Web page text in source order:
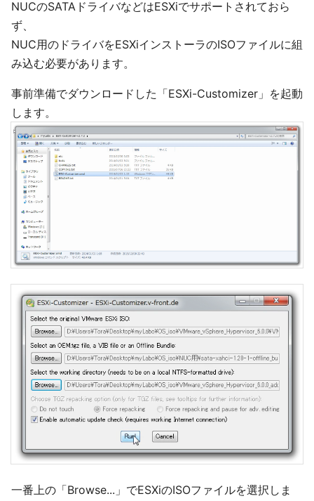
NUCのSATAドライバなどはESXiでサポートされておら
ず、
NUC用のドライバをESXiインストーラのISOファイルに組
み込む必要があります。
事前準備でダウンロードした「ESXi-Customizer」を起動
します。
一番上の「Browse...」でESXiのISOファイルを選択しま